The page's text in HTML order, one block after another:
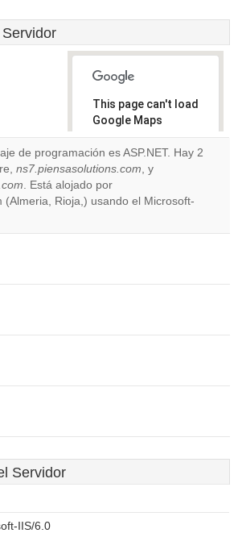
This page can't load
Google Maps
correctly.
Do you
own this
website?
de programación es ASP.NET. Hay 2
ns7.piensasolutions.com, y
. Está alojado por
(Almeria, Rioja,) usando el Microsoft-
Servidor
IIS/6.0